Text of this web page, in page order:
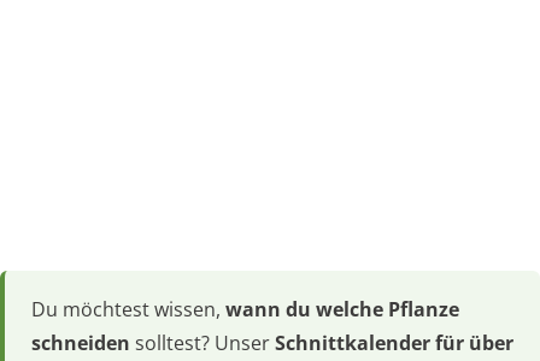
Du möchtest wissen, wann du welche Pflanze
schneiden solltest? UnserSchnittkalender für über